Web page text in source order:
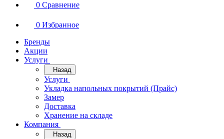
0 Сравнение
0 Избранное
Бренды
Акции
Услуги
Назад
Услуги
Укладка напольных покрытий (Прайс)
Замер
Доставка
Хранение на складе
Компания
Назад